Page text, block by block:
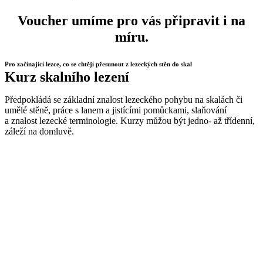
Voucher umíme pro vás připravit i na
míru.
Pro začínající lezce, co se chtějí přesunout z lezeckých stěn do skal
Kurz skalního lezení
Předpokládá se základní znalost lezeckého pohybu na skalách či
umělé stěně, práce s lanem a jistícími pomůckami, slaňování
a znalost lezecké terminologie. Kurzy můžou být jedno- až třídenní,
záleží na domluvě.